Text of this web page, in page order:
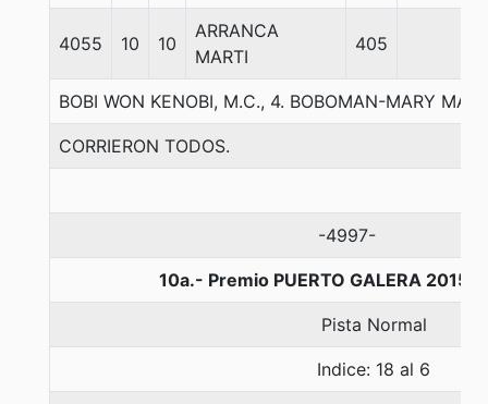
4055 10 10
ARRANCA
MARTI
405
BOBI WON KENOBI, M.C., 4. BOBOMAN-MARY
CORRIERON TODOS.
-4997-
10a.- Premio PUERTO GALERA 2015,
Pista Normal
Indice: 18 al 6